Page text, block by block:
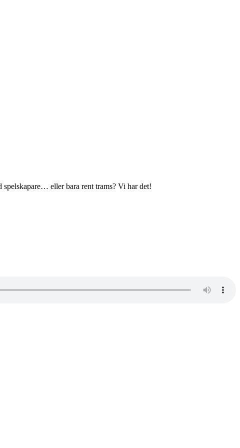
eller bara rent trams? Vi har det!